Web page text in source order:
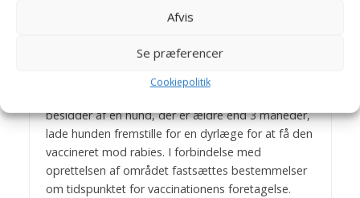
Afvis
Se præferencer
Cookiepolitik
Landbrugsministeren oprette
bekæmpelsesområder, for hvilke der gælder de i
§§ 7, 8 og 9 anførte regler.
besidder af en hund, der er ældre end 3 måneder,
lade hunden fremstille for en dyrlæge for at få den
vaccineret mod rabies. I forbindelse med
oprettelsen af området fastsættes bestemmelser
om tidspunktet for vaccinationens foretagelse.